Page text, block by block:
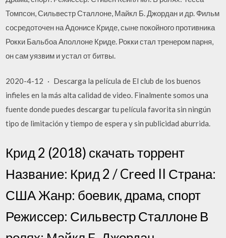
Томпсон, Сильвестр Сталлоне, Майкл Б. Джордан и др. Фильм
сосредоточен на Адонисе Криде, сыне покойного противника
Рокки Бальбоа Аполлоне Криде. Рокки стал тренером парня,
он сам уязвим и устал от битвы.
2020-4-12 · Descarga la película de El club de los buenos
infieles en la más alta calidad de video. Finalmente somos una
fuente donde puedes descargar tu película favorita sin ningún
tipo de limitación y tiempo de espera y sin publicidad aburrida.
Крид 2 (2018) скачать торрент
Название: Крид 2 / Creed II Страна:
США Жанр: боевик, драма, спорт
Режиссер: Сильвестр Сталлоне В